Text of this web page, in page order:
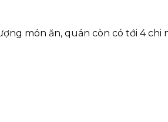
món ăn, quán còn có tới 4